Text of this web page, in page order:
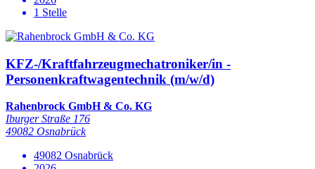
1 Stelle
KFZ-/Kraftfahrzeugmechatroniker/in -
Personenkraftwagentechnik (m/w/d)
Rahenbrock GmbH & Co. KG
Iburger Straße 176
49082 Osnabrück
49082 Osnabrück